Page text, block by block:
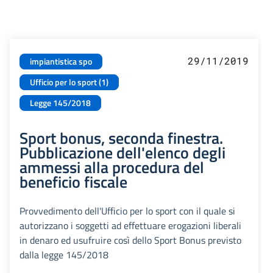
impiantistica spo
Ufficio per lo sport (1)
Legge 145/2018
29/11/2019
Sport bonus, seconda finestra.
Pubblicazione dell'elenco degli
ammessi alla procedura del
beneficio fiscale
Provvedimento dell'Ufficio per lo sport con il quale si
autorizzano i soggetti ad effettuare erogazioni liberali
in denaro ed usufruire così dello Sport Bonus previsto
dalla legge 145/2018